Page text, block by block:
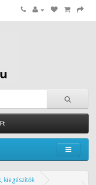
kiegészítők